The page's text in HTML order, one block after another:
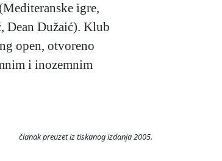
igre,
Dean Dužaić). Klub
open, otvoreno
i inozemnim
članak preuzet iz tiskanog izdanja 2005.